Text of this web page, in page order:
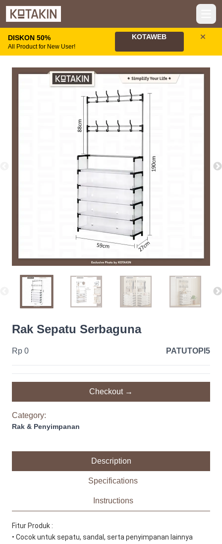
DISKON 50%
All Product for New User!
KOTAWEB
Rak Sepatu Serbaguna
Rp 0 PATUTOPI5
Checkout →
Category:
Rak & Penyimpanan
Description
Specifications
Instructions
Fitur Produk :
• Cocok untuk sepatu, sandal, serta penyimpanan lainnya